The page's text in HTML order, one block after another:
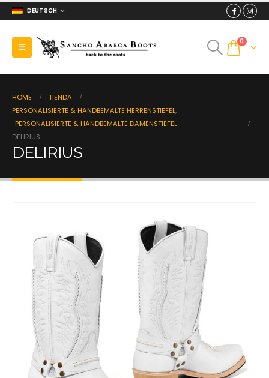
DEUTSCH
0
HOME
TIENDA
PERSONALISIERTE & HANDBEMALTE HERRENSTIEFEL,
PERSONALISIERTE & HANDBEMALTE DAMENSTIEFEL
DELIRIUS
DELIRIUS